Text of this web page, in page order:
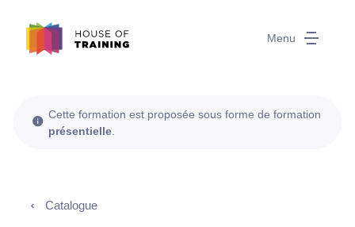
Menu
Cette formation est proposée sous forme de formation
présentielle
Catalogue